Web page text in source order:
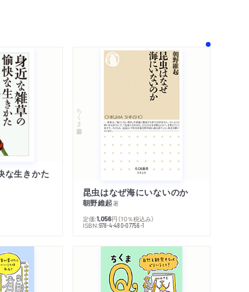
な生きかた
ちくま新書
昆虫はなぜ海にいないのか
朝野維起著
定価:1,056円 （10％税込み）
ISBN:978-4-480-07756-1